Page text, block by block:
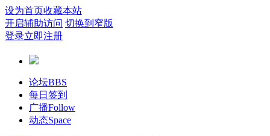
设为首页收藏本站
开启辅助访问 切换到窄版
登录立即注册
论坛BBS
每日签到
广播Follow
动态Space